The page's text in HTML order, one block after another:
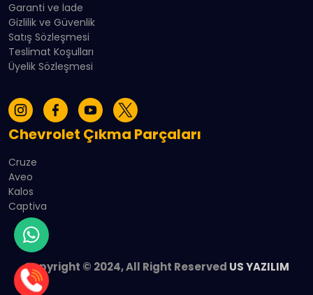
Garanti ve İade
Gizlilik ve Güvenlik
Satış Sözleşmesi
Teslimat Koşulları
Üyelik Sözleşmesi
Chevrolet Çıkma Parçaları
Cruze
Aveo
Kalos
Captiva
Copyright © 2024, All Right Reserved US YAZILIM